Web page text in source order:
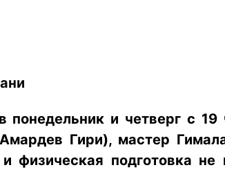
и четверг с 19
Гири), мастер
физическая подготовка не